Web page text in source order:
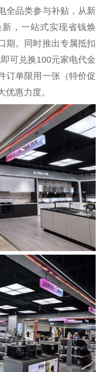
全品类参与补贴，从新
，一站式实现省钱焕
期。同时推出专属抵扣
可兑换100元家电代金
订单限用一张（特价促
惠力度。